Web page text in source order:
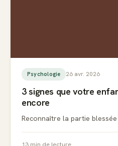
Psychologie 26 avr. 2026
3 signes que votre
encore
Reconnaître la partie